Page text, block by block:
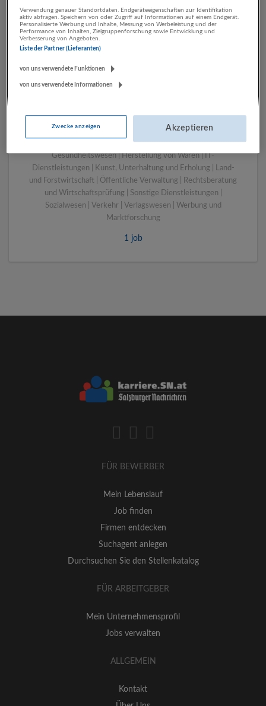
Bergheim bei Salzburg
Bau | Beherbergung und Gastronomie | Einzelhandel |
Energieversorgung | Finanz- und Versicherungsleistungen |
Gesundheitswesen | Herstellung von Waren | IT-
Dienstleistungen | Kunst, Unterhaltung und Erholung | Land-
und Forstwirtschaft | Öffentliche Verwaltung | Rechtsberatung
und Wirtschaftsprüfung | Sonstige Dienstleistungen |
Sozialwesen | Verkehr | Verlagswesen | Werbung und
Marktforschung
1 job
FÜR BEWERBER
Mein Lebenslauf
Job finden
Firmen entdecken
Suchagent anlegen
Durchsuchen Sie den Stellenkatalog
FÜR ARBEITGEBER
Mein Unternehmensprofil
Jobs verwalten
ALLGEMEIN
Kontakt
Verwendung genauer Standortdaten. Endgeräteeigenschaften zur Identifikation
aktiv abfragen. Speichern von oder Zugriff auf Informationen auf einem Endgerät.
Personalisierte Werbung und Inhalte, Messung von Werbeleistung und der
Performance von Inhalten, Zielgruppenforschung sowie Entwicklung und
Verbesserung von Angeboten.
Liste der Partner (Lieferanten)
von uns verwendete Funktionen
von uns verwendete Informationen
Zwecke anzeigen Akzeptieren